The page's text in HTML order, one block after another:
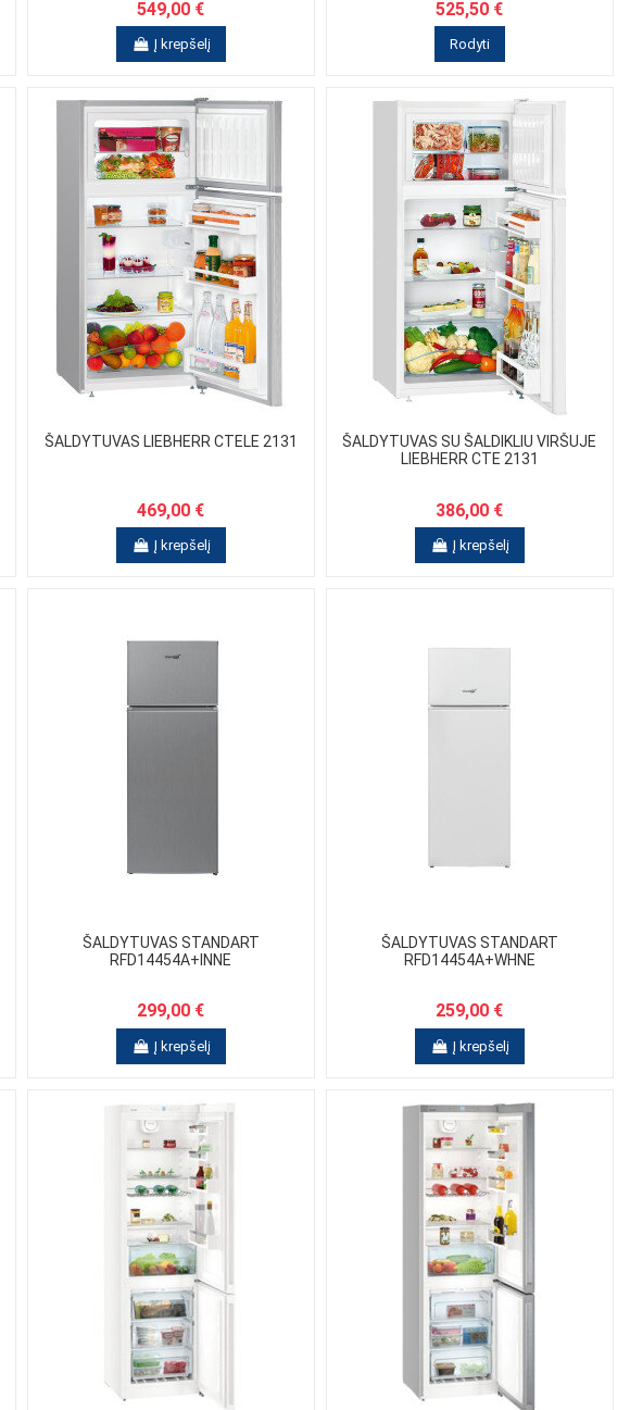
549,00 €
Į krepšelį
525,50 €
Rodyti
ŠALDYTUVAS LIEBHERR CTELE 2131
469,00 €
Į krepšelį
ŠALDYTUVAS SU ŠALDIKLIU VIRŠUJE
LIEBHERR CTE 2131
386,00 €
Į krepšelį
ŠALDYTUVAS STANDART
RFD14454A+INNE
299,00 €
Į krepšelį
ŠALDYTUVAS STANDART
RFD14454A+WHNE
259,00 €
Į krepšelį